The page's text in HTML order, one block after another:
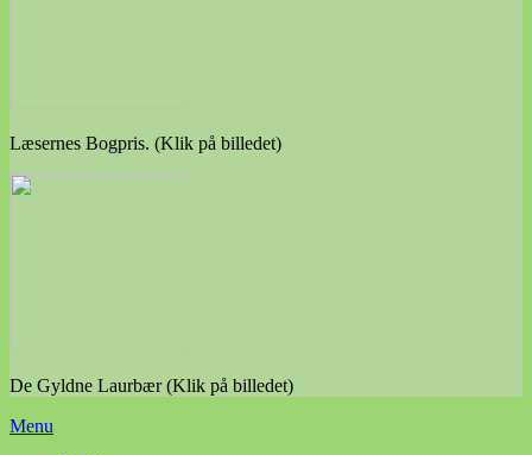
Læsernes Bogpris. (Klik på billedet)
De Gyldne Laurbær (Klik på billedet)
Menu